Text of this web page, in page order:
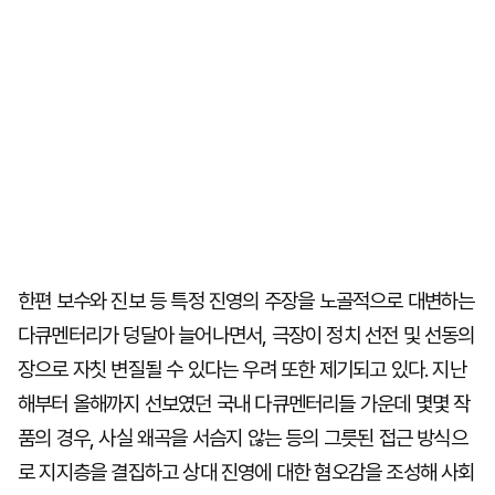
한편 보수와 진보 등 특정 진영의 주장을 노골적으로 대변하는
다큐멘터리가 덩달아 늘어나면서, 극장이 정치 선전 및 선동의
장으로 자칫 변질될 수 있다는 우려 또한 제기되고 있다. 지난
해부터 올해까지 선보였던 국내 다큐멘터리들 가운데 몇몇 작
품의 경우, 사실 왜곡을 서슴지 않는 등의 그릇된 접근 방식으
로 지지층을 결집하고 상대 진영에 대한 혐오감을 조성해 사회